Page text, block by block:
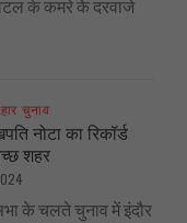
के कमरे के दरवाजे
चुनाव
नोटा का रिकॉर्ड
शहर
के चलते चुनाव में इंदौर